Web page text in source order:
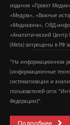
издания «Проект
«Медуза», «Важные
«Медиазона», ОВД-
«Аналитический Центр
(Metа) запрещены в РФ
"На информационном
(информационные
систематизации и
пользователей сети
Федерации)".
Подробнее